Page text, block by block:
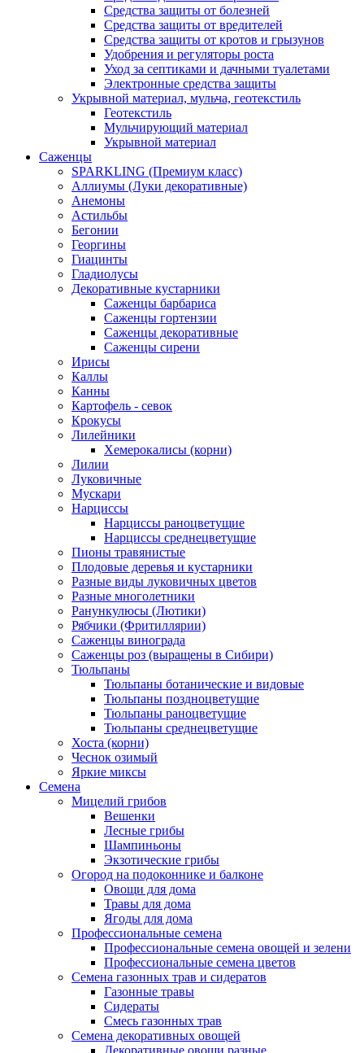
Средства защиты от болезней
Средства защиты от вредителей
Средства защиты от кротов и грызунов
Удобрения и регуляторы роста
Уход за септиками и дачными туалетами
Электронные средства защиты
Укрывной материал, мульча, геотекстиль
Геотекстиль
Мульчирующий материал
Укрывной материал
Саженцы
SPARKLING (Премиум класс)
Аллиумы (Луки декоративные)
Анемоны
Астильбы
Бегонии
Георгины
Гиацинты
Гладиолусы
Декоративные кустарники
Саженцы барбариса
Саженцы гортензии
Саженцы декоративные
Саженцы сирени
Ирисы
Каллы
Канны
Картофель - севок
Крокусы
Лилейники
Хемерокалисы (корни)
Лилии
Луковичные
Мускари
Нарциссы
Нарциссы раноцветущие
Нарциссы среднецветущие
Пионы травянистые
Плодовые деревья и кустарники
Разные виды луковичных цветов
Разные многолетники
Ранункулюсы (Лютики)
Рябчики (Фритиллярии)
Саженцы винограда
Саженцы роз (выращены в Сибири)
Тюльпаны
Тюльпаны ботанические и видовые
Тюльпаны поздноцветущие
Тюльпаны раноцветущие
Тюльпаны среднецветущие
Хоста (корни)
Чеснок озимый
Яркие миксы
Семена
Мицелий грибов
Вешенки
Лесные грибы
Шампиньоны
Экзотические грибы
Огород на подоконнике и балконе
Овощи для дома
Травы для дома
Ягоды для дома
Профессиональные семена
Профессиональные семена овощей и зелени
Профессиональные семена цветов
Семена газонных трав и сидератов
Газонные травы
Сидераты
Смесь газонных трав
Семена декоративных овощей
Декоративные овощи разные